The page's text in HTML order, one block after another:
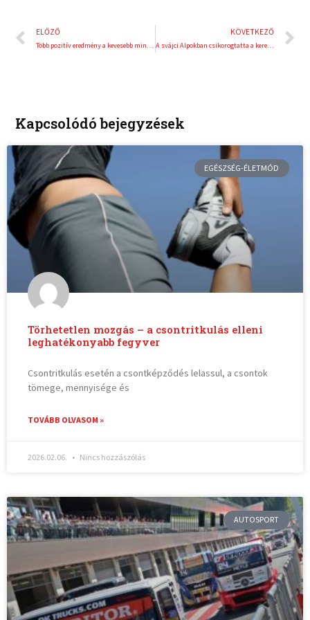
Előző
ELŐZŐ KÖVETKEZŐ
A svájci Alpokban csikorogtatta a kerekeit Buemi
Kapcsolódó bejegyzések
EGÉSZSÉG-ÉLETMÓD
Törhetetlen mozgás – a csontritkulás elleni
leghatékonyabb fegyver
Csontritkulás esetén a csontképződés lelassul, a csontok
tömege, mennyisége és
TOVÁBB OLVASOM »
2026.02.06. Nincs hozzászólás
AUTOSPORT